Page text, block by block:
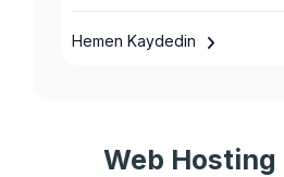
Hemen Kaydedin
Web Hosting